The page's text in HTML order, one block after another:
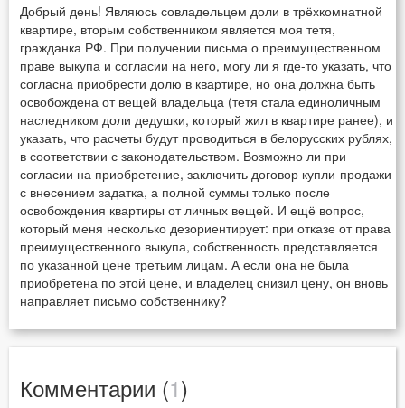
Добрый день! Являюсь совладельцем доли в трёхкомнатной
квартире, вторым собственником является моя тетя,
гражданка РФ. При получении письма о преимущественном
праве выкупа и согласии на него, могу ли я где-то указать, что
согласна приобрести долю в квартире, но она должна быть
освобождена от вещей владельца (тетя стала единоличным
наследником доли дедушки, который жил в квартире ранее), и
указать, что расчеты будут проводиться в белорусских рублях,
в соответствии с законодательством. Возможно ли при
согласии на приобретение, заключить договор купли-продажи
с внесением задатка, а полной суммы только после
освобождения квартиры от личных вещей. И ещё вопрос,
который меня несколько дезориентирует: при отказе от права
преимущественного выкупа, собственность представляется
по указанной цене третьим лицам. А если она не была
приобретена по этой цене, и владелец снизил цену, он вновь
направляет письмо собственнику?
Комментарии (1)